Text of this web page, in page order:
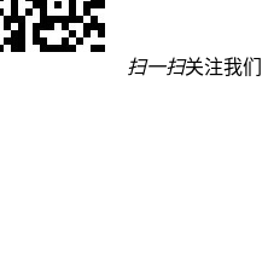
扫一扫关注我们